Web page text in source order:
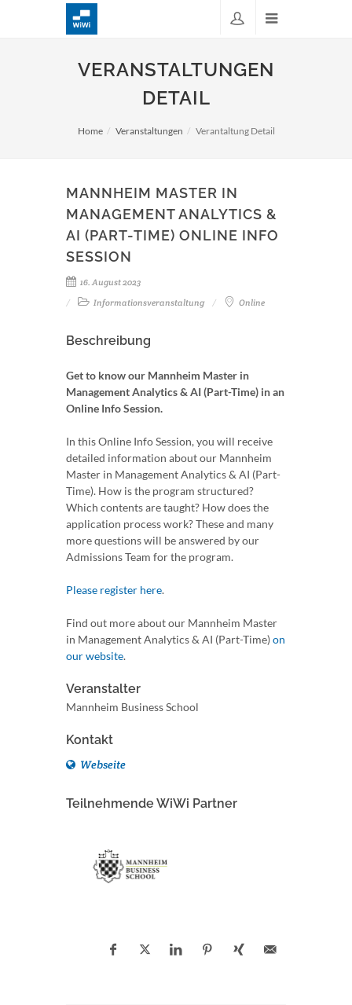
VERANSTALTUNGEN
DETAIL
Home Veranstaltungen Verantaltung Detail
MANNHEIM MASTER IN
MANAGEMENT ANALYTICS &
AI (PART-TIME) ONLINE INFO
SESSION
16. August 2023
Informationsveranstaltung
Online
Beschreibung
Get to know our Mannheim Master in
Management Analytics & AI (Part-Time) in an
Online Info Session.
In this Online Info Session, you will receive
detailed information about our Mannheim
Master in Management Analytics & AI (Part-
Time). How is the program structured?
Which contents are taught? How does the
application process work? These and many
more questions will be answered by our
Admissions Team for the program.
Please register here.
Find out more about our Mannheim Master
in Management Analytics & AI (Part-Time)on
our website.
Veranstalter
Mannheim Business School
Kontakt
Webseite
Teilnehmende WiWi Partner